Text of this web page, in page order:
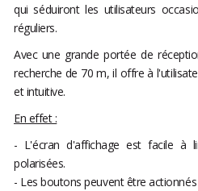
qui séduiront les utilisateurs
réguliers.
Avec une grande portée de
recherche de 70 m, il offre à
et intuitive.
En effet :
- L'écran d'affichage est facile à
polarisées.
- Les boutons peuvent être